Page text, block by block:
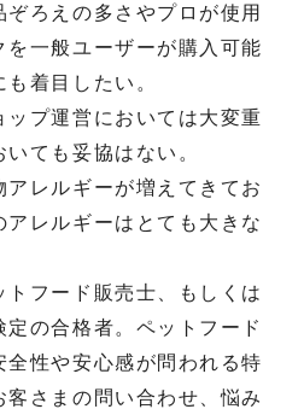
ろえの多さやプロが使用
一般ユーザーが購入可能
着目したい。
プ運営においては大変重
ても妥協はない。
レルギーが増えてきてお
アレルギーはとても大きな
フード販売士、もしくは
の合格者。ペットフード
全性や安心感が問われる特
さまの問い合わせ、悩み